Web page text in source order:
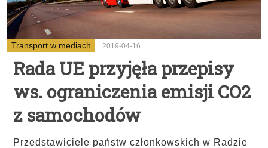
Transport w mediach 2019-04-16
Rada UE przyjęła przepisy
ws. ograniczenia emisji CO2
z samochodów
Przedstawiciele państw członkowskich w Radzie